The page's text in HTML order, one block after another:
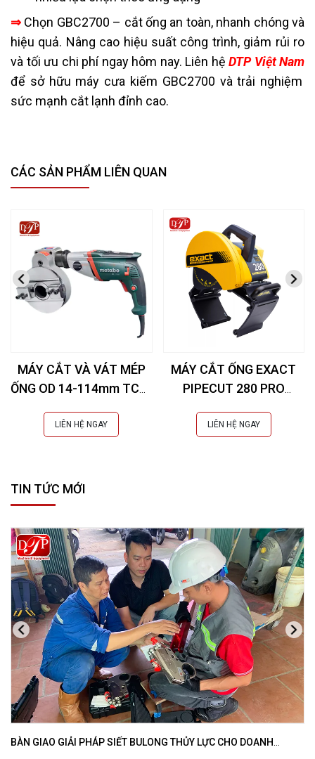
⇒ Chọn GBC2700 – cắt ống an toàn, nhanh chóng và
hiệu quả. Nâng cao hiệu suất công trình, giảm rủi ro
và tối ưu chi phí ngay hôm nay. Liên hệ DTP Việt Nam
để sở hữu máy cưa kiếm GBC2700 và trải nghiệm
sức mạnh cắt lạnh đỉnh cao.
CÁC SẢN PHẨM LIÊN QUAN
MÁY CẮT VÀ VÁT MÉP
ỐNG OD 14-114mm TCB-
LIÊN HỆ NGAY
MÁY CẮT ỐNG EXACT
PIPECUT 280 PRO
LIÊN HỆ NGAY
TIN TỨC MỚI
BÀN GIAO GIẢI PHÁP SIẾT BULONG THỦY LỰC CHO DOANH